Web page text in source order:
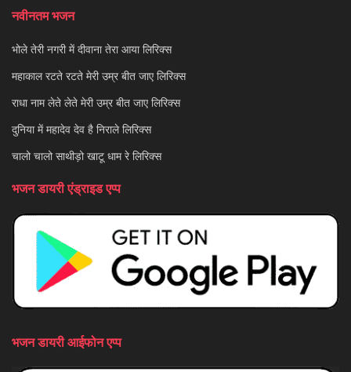
नवीनतम भजन
भोले तेरी नगरी में दीवाना तेरा आया लिरिक्स
महाकाल रटते रटते मेरी उम्र बीत जाए लिरिक्स
राधा नाम लेते लेते मेरी उम्र बीत जाए लिरिक्स
दुनिया में महादेव देव है निराले लिरिक्स
चालो चालो साथीड़ो खाटू धाम रे लिरिक्स
भजन डायरी एंड्राइड एप्प
भजन डायरी आईफोन एप्प